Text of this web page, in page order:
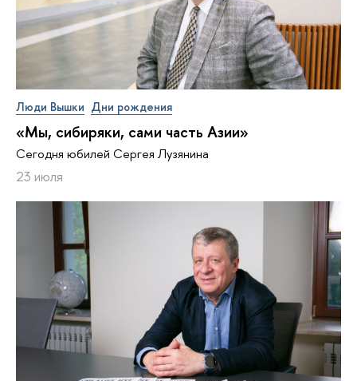
Люди Вышки Дни рождения
«Мы, сибиряки, сами часть Азии»
Сегодня юбилей Сергея Лузянина
23 июля